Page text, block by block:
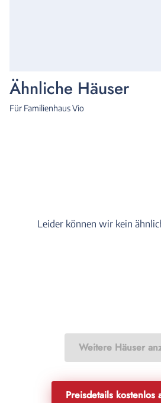
Ähnliche Häuser
Für Familienhaus Vio
Leider können wir kein
Weitere Häuser
Preisdetails kostenlos